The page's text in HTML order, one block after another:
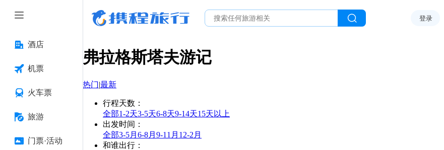
酒店
机票
火车票
旅游
门票·活动
登录
弗拉格斯塔夫游记
热门|最新
行程天数 ：
全部1-2天3-5天6-8天9-14天15天以上
出发时间 ：
全部3-5月 6-8月 9-11月 12-2月
和谁出行 ：